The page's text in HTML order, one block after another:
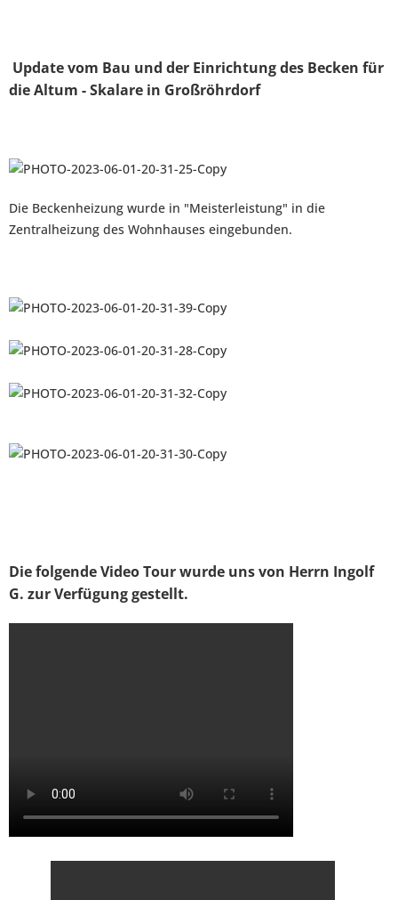
Update vom Bau und der Einrichtung des Becken für
die Altum - Skalare in Großröhrdorf
Die Beckenheizung wurde in "Meisterleistung" in die
Zentralheizung des Wohnhauses eingebunden.
Die folgende Video Tour wurde uns von Herrn Ingolf
G. zur Verfügung gestellt.